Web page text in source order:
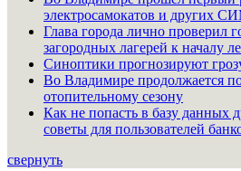
электросамокатов и других
Глава города лично проверил
загородных лагерей к началу
Синоптики прогнозируют
Во Владимире продолжается
отопительному сезону
Как не попасть в базу данных
советы для пользователей
свернуть